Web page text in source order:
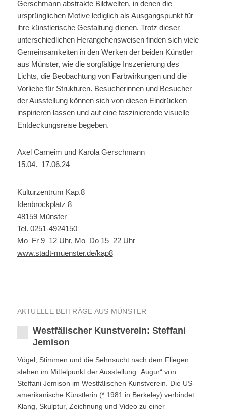
Gerschmann abstrakte Bildwelten, in denen die
ursprünglichen Motive lediglich als Ausgangspunkt für
ihre künstlerische Gestaltung dienen. Trotz dieser
unterschiedlichen Herangehensweisen finden sich viele
Gemeinsamkeiten in den Werken der beiden Künstler
aus Münster, wie die sorgfältige Inszenierung des
Lichts, die Beobachtung von Farbwirkungen und die
Vorliebe für Strukturen. Besucherinnen und Besucher
der Ausstellung können sich von diesen Eindrücken
inspirieren lassen und auf eine faszinierende visuelle
Entdeckungsreise begeben.
Axel Carneim und Karola Gerschmann
15.04.–17.06.24
Kulturzentrum Kap.8
Idenbrockplatz 8
48159 Münster
Tel. 0251-4924150
Mo–Fr 9–12 Uhr, Mo–Do 15–22 Uhr
www.stadt-muenster.de/kap8
AKTUELLE BEITRÄGE AUS MÜNSTER
Westfälischer Kunstverein: Steffani
Jemison
Vögel, Stimmen und die Sehnsucht nach dem Fliegen
stehen im Mittelpunkt der Ausstellung „Augur“ von
Steffani Jemison im Westfälischen Kunstverein. Die US-
amerikanische Künstlerin (* 1981 in Berkeley) verbindet
Klang, Skulptur, Zeichnung und Video zu einer